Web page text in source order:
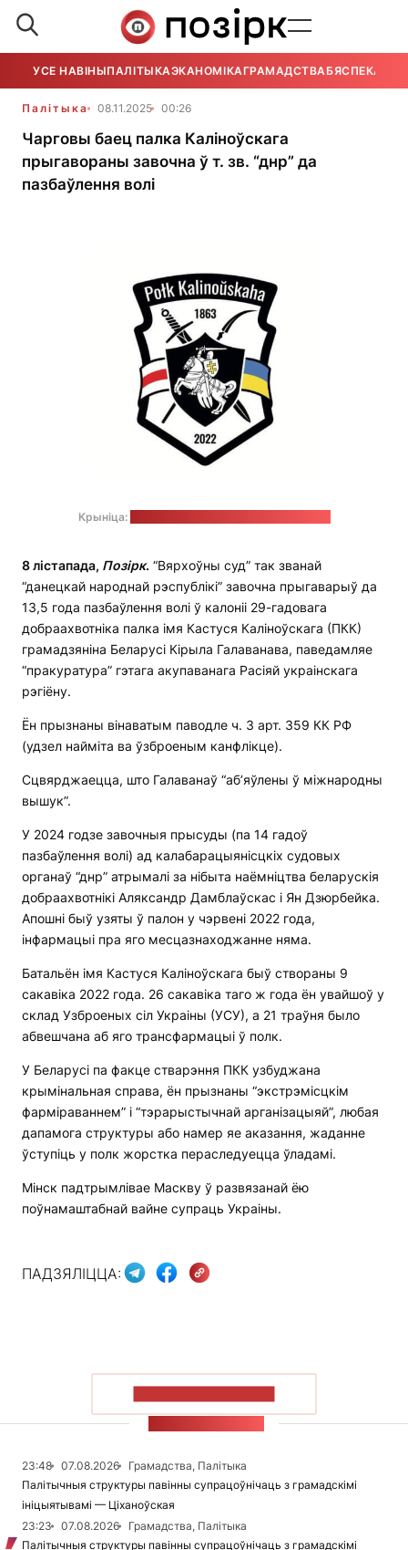
УСЕ НАВІНЫПАЛІТЫКАЭКАНОМІКАГРАМАДСТВАБЯСПЕКА
Палітыка 08.11.2025 00:26
Чарговы баец палка Каліноўскага
прыгавораны завочна ў т. зв. “днр” да
пазбаўлення волі
Крыніца:
8 лістапада, Позірк. “Вярхоўны суд” так званай
“данецкай народнай рэспублікі” завочна прыгаварыў да
13,5 года пазбаўлення волі ў калоніі 29-гадовага
добраахвотніка палка імя Кастуся Каліноўскага (ПКК)
грамадзяніна Беларусі Кірыла Галаванава, паведамляе
“пракуратура” гэтага акупаванага Расіяй украінскага
рэгіёну.
Ён прызнаны вінаватым паводле ч. 3 арт. 359 КК РФ
(удзел найміта ва ўзброеным канфлікце).
Сцвярджаецца, што Галаванаў “аб’яўлены ў міжнародны
вышук”.
У 2024 годзе завочныя прысуды (па 14 гадоў
пазбаўлення волі) ад калабарацыянісцкіх судовых
органаў “днр” атрымалі за нібыта наёмніцтва беларускія
добраахвотнікі Аляксандр Дамблаўскас і Ян Дзюрбейка.
Апошні быў узяты ў палон у чэрвені 2022 года,
інфармацыі пра яго месцазнаходжанне няма.
Батальён імя Кастуся Каліноўскага быў створаны 9
сакавіка 2022 года. 26 сакавіка таго ж года ён увайшоў у
склад Узброеных сіл Украіны (УСУ), а 21 траўня было
абвешчана аб яго трансфармацыі ў полк.
У Беларусі па факце стварэння ПКК узбуджана
крымінальная справа, ён прызнаны “экстрэмісцкім
фарміраваннем” і “тэрарыстычнай арганізацыяй”, любая
дапамога структуры або намер яе аказання, жаданне
ўступіць у полк жорстка пераследуецца ўладамі.
Мінск падтрымлівае Маскву ў развязанай ёю
поўнамаштабнай вайне супраць Украіны.
ПАДЗЯЛІЦЦА:
23:48 07.08.2026
Грамадства, Палітыка
Палітычныя структуры павінны супрацоўнічаць з грамадскімі
ініцыятывамі — Ціханоўская
23:23
07.08.2026
Грамадства, Палітыка
Палітычныя структуры павінны супрацоўнічаць з грамадскімі